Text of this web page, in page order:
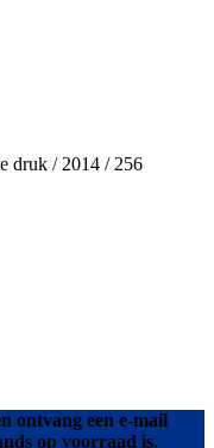
druk / 2014 / 256
ontvang een e-mail
op voorraad is.